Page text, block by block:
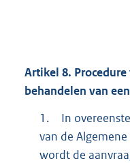
Artikel 8.
behandelen van
1.
In
van de
wordt de